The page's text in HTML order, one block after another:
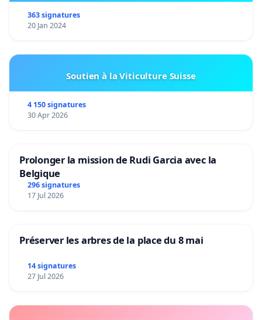
363 signatures
20 Jan 2024
Soutien à la Viticulture Suisse
4 150 signatures
30 Apr 2026
Prolonger la mission de Rudi Garcia avec la
Belgique
296 signatures
17 Jul 2026
Préserver les arbres de la place du 8 mai
14 signatures
27 Jul 2026